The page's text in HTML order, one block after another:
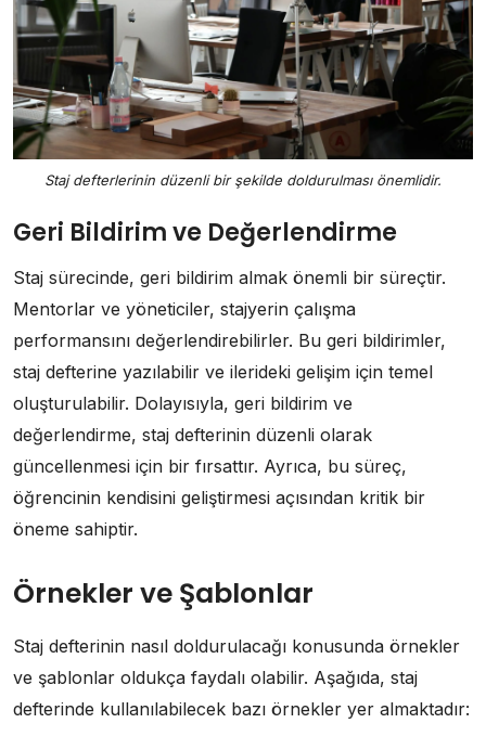
Staj defterlerinin düzenli bir şekilde doldurulması önemlidir.
Geri Bildirim ve Değerlendirme
Staj sürecinde, geri bildirim almak önemli bir süreçtir.
Mentorlar ve yöneticiler, stajyerin çalışma
performansını değerlendirebilirler. Bu geri bildirimler,
staj defterine yazılabilir ve ilerideki gelişim için temel
oluşturulabilir. Dolayısıyla, geri bildirim ve
değerlendirme, staj defterinin düzenli olarak
güncellenmesi için bir fırsattır. Ayrıca, bu süreç,
öğrencinin kendisini geliştirmesi açısından kritik bir
öneme sahiptir.
Örnekler ve Şablonlar
Staj defterinin nasıl doldurulacağı konusunda örnekler
ve şablonlar oldukça faydalı olabilir. Aşağıda, staj
defterinde kullanılabilecek bazı örnekler yer almaktadır: